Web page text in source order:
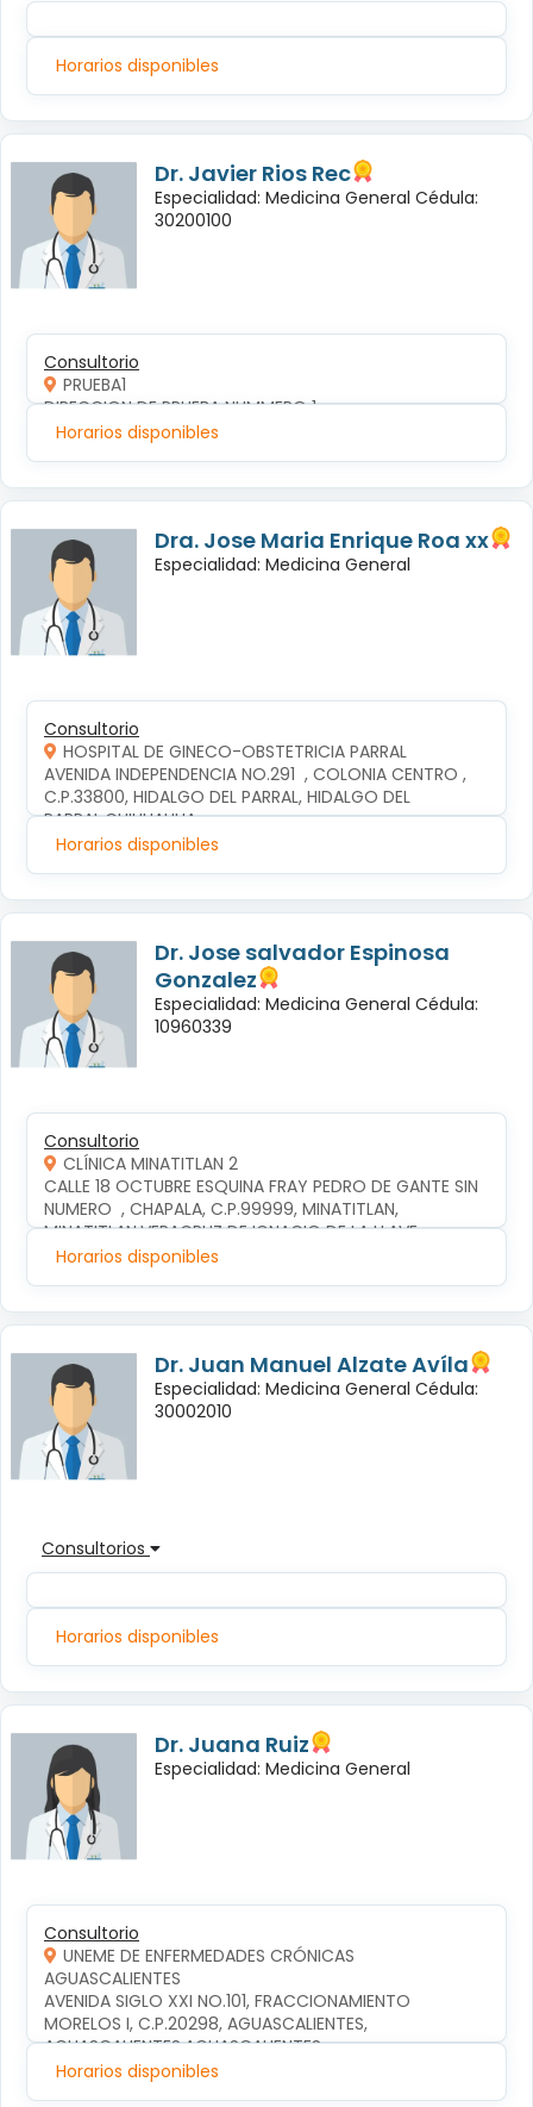
Horarios disponibles
Dr. Javier Rios Rec
Especialidad: Medicina General Cédula:
30200100
Consultorio
PRUEBA1
DIRECCION DE PRUEBA NUMMERO 1
Horarios disponibles
Dra. Jose Maria Enrique Roa xx
Especialidad: Medicina General
Consultorio
HOSPITAL DE GINECO-OBSTETRICIA PARRAL
AVENIDA INDEPENDENCIA NO.291  , COLONIA CENTRO ,
C.P.33800, HIDALGO DEL PARRAL, HIDALGO DEL
PARRAL,CHIHUAHUA
Horarios disponibles
Dr. Jose salvador Espinosa
Gonzalez
Especialidad: Medicina General Cédula:
10960339
Consultorio
CLÍNICA MINATITLAN 2
CALLE 18 OCTUBRE ESQUINA FRAY PEDRO DE GANTE SIN
NUMERO  , CHAPALA, C.P.99999, MINATITLAN,
MINATITLAN,VERACRUZ DE IGNACIO DE LA LLAVE
Horarios disponibles
Dr. Juan Manuel Alzate Avíla
Especialidad: Medicina General Cédula:
30002010
Consultorios
Horarios disponibles
Dr. Juana Ruiz
Especialidad: Medicina General
Consultorio
UNEME DE ENFERMEDADES CRÓNICAS
AGUASCALIENTES
AVENIDA SIGLO XXI NO.101, FRACCIONAMIENTO
MORELOS I, C.P.20298, AGUASCALIENTES,
AGUASCALIENTES,AGUASCALIENTES
Horarios disponibles